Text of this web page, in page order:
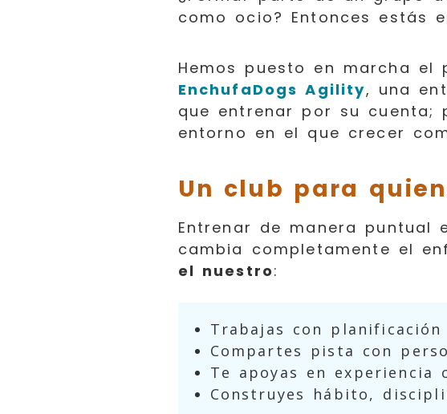
como ocio? Entonces estás
Hemos puesto en marcha el
EnchufaDogs Agility, una
que entrenar por su cuenta;
entorno en el que crecer
Un club para
Entrenar de manera puntual
cambia completamente el
el nuestro:
Trabajas con
Compartes pista con
Te apoyas en experiencia
Construyes hábito,